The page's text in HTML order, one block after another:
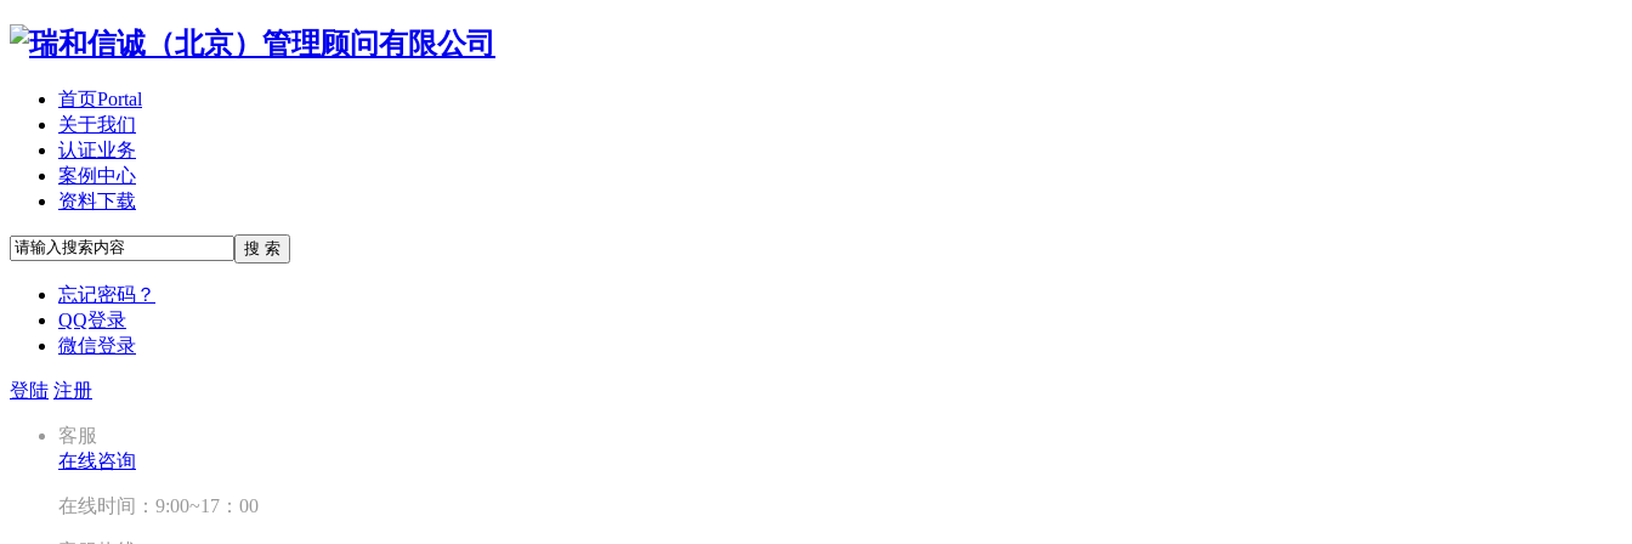
首页Portal
关于我们
认证业务
案例中心
资料下载
搜 索
忘记密码？
QQ登录
微信登录
登陆 注册
客服
在线咨询
在线时间：9:00~17：00